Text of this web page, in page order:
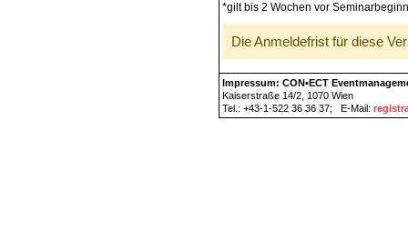
*gilt bis 2 Wochen vor Seminarbeginn
Die Anmeldefrist für diese
Impressum: CON•ECT
Kaiserstraße 14/2, 1070 Wien
Tel.: +43-1-522 36 36 37; E-Mail: